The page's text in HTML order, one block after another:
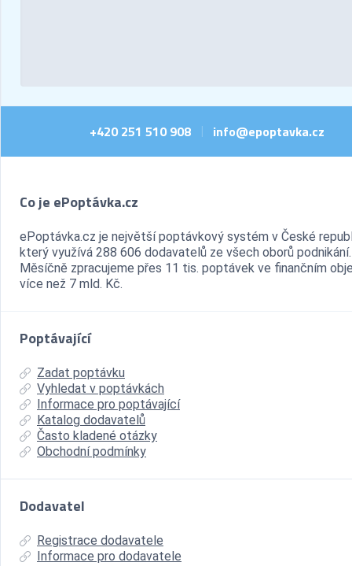
+420 251 510 908 info@epoptavka.cz
Co je ePoptávka.cz
ePoptávka.cz je největší poptávkový systém v České
který využívá 288 606 dodavatelů ze všech oborů podnikání.
Měsíčně zpracujeme přes 11 tis. poptávek ve finančním
více než 7 mld. Kč.
Poptávající
Zadat poptávku
Vyhledat v poptávkách
Informace pro poptávající
Katalog dodavatelů
Často kladené otázky
Obchodní podmínky
Dodavatel
Registrace dodavatele
Informace pro dodavatele